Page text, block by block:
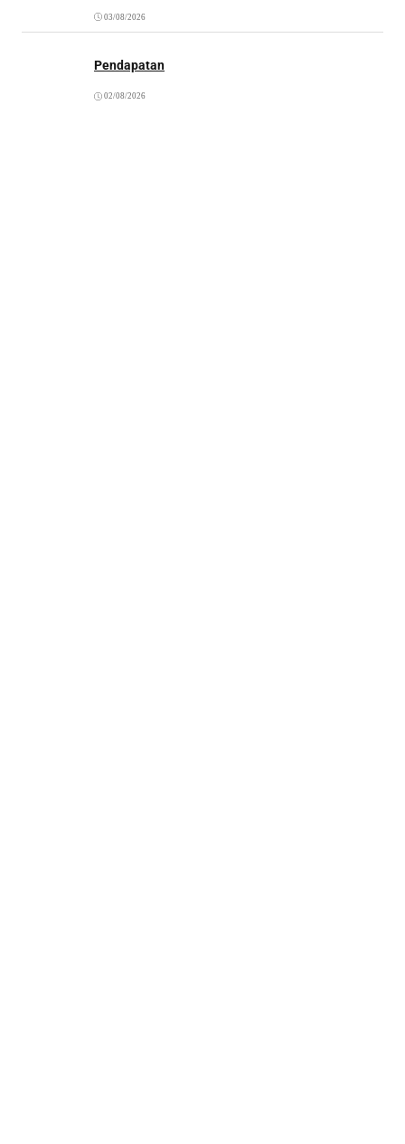
03/08/2026
Pendapatan
02/08/2026